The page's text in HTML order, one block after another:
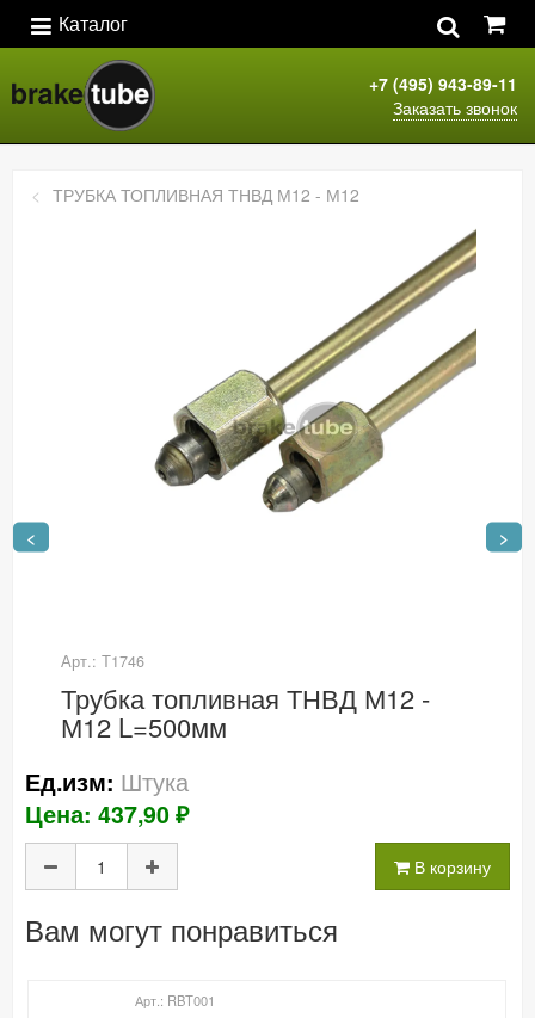
Каталог
+7 (495) 943-89-11
Заказать звонок
< >
ТРУБКА ТОПЛИВНАЯ ТНВД М12 - М12
Арт.: Т1746
Трубка топливная ТНВД М12 -
М12 L=500мм
Ед.изм: Штука
Цена: 437,90 ₽
В корзину
Вам могут понравиться
Арт.: RBT001